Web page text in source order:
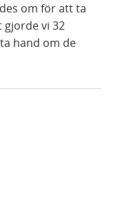
om för att ta
gjorde vi 32
hand om de